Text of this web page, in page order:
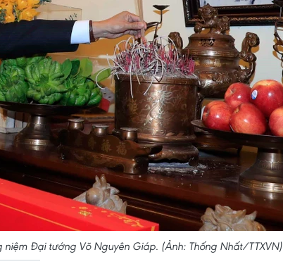
Đại tướng Võ Nguyên Giáp. (Ảnh: Thống Nhất/TTXVN)